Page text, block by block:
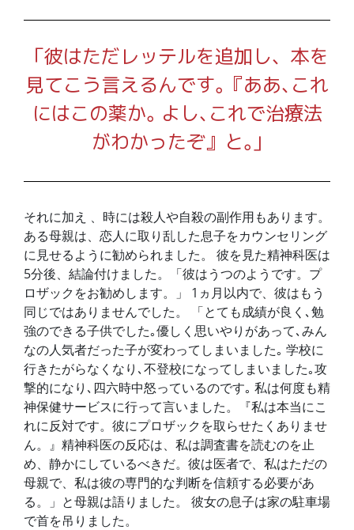
「彼はただレッテルを追加し、本を
見てこう言えるんです｡『ああ､これ
にはこの薬か｡ よし､これで治療法
がわかったぞ』と｡｣
それに加え 、時には殺人や自殺の副作用もあります。
ある母親は、恋人に取り乱した息子をカウンセリング
に見せるように勧められました。 彼を見た精神科医は
5分後、結論付けました。「彼はうつのようです。プ
ロザックをお勧めします。」 1ヵ月以内で、彼はもう
同じではありませんでした。 「とても成績が良く､勉
強のできる子供でした｡優しく思いやりがあって､みん
なの人気者だった子が変わってしまいました｡ 学校に
行きたがらなくなり､不登校になってしまいました｡攻
撃的になり､四六時中怒っているのです｡ 私は何度も精
神保健サービスに行って言いました。『私は本当にこ
れに反対です。彼にプロザックを取らせたくありませ
ん。』精神科医の反応は、私は調査書を読むのを止
め、静かにしているべきだ。彼は医者で、私はただの
母親で、私は彼の専門的な判断を信頼する必要があ
る。」と母親は語りました。 彼女の息子は家の駐車場
で首を吊りました。